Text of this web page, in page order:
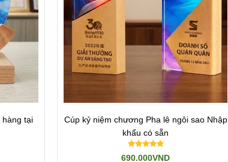
hàng tại
Cúp kỷ niệm chương Pha lê ngôi sao Nhập
khẩu có sẵn
690.000VND